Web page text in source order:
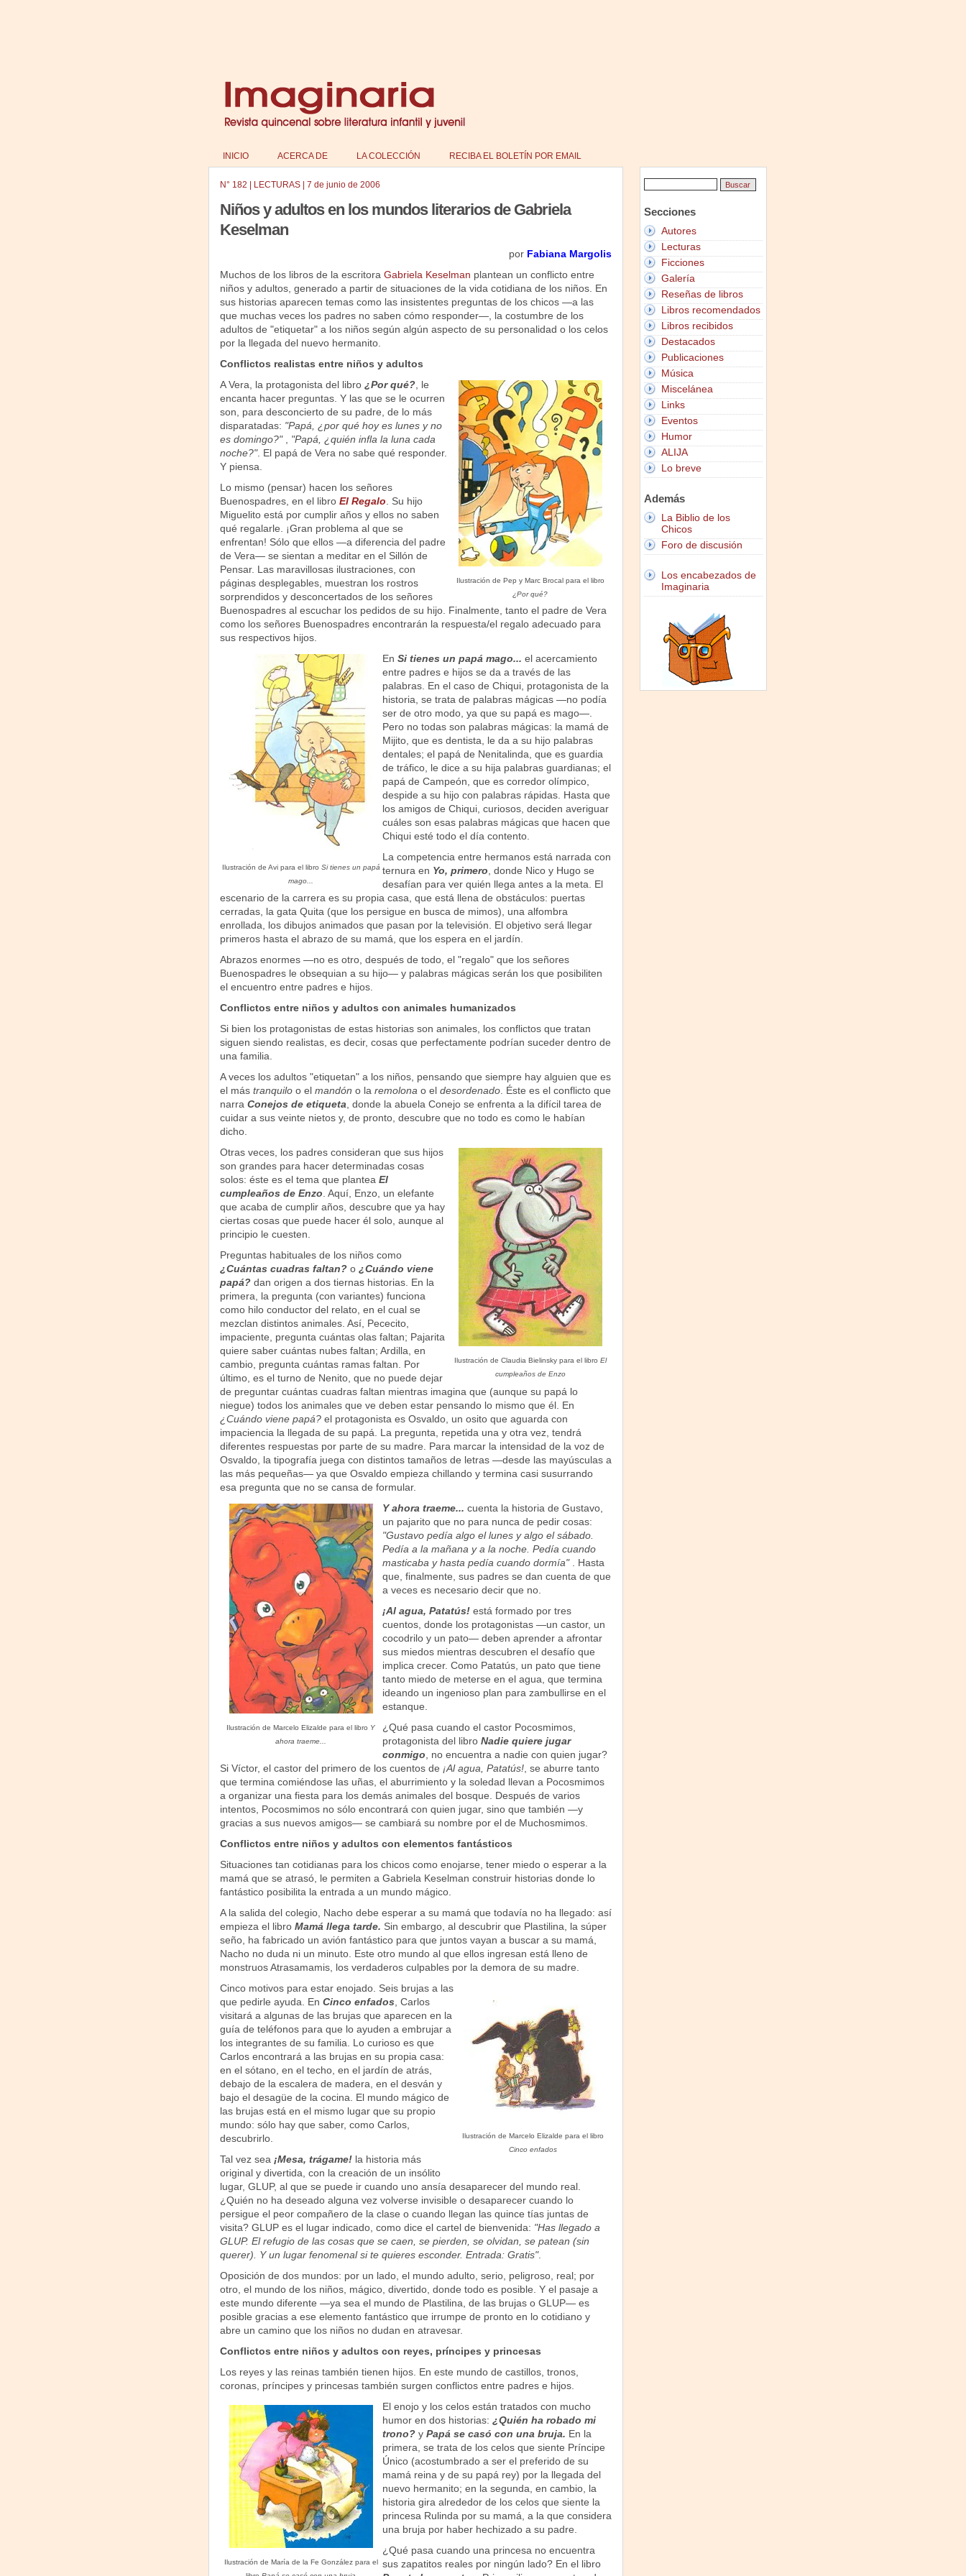
INICIO ACERCA DE LA COLECCIÓN RECIBA EL BOLETÍN POR EMAIL
N° 182 LECTURAS| 7 de junio de 2006
Niños y adultos en los mundos literarios de Gabriela
Keselman
por Fabiana Margolis
Muchos de los libros de la escritora Gabriela Keselman plantean un conflicto entre
niños y adultos, generado a partir de situaciones de la vida cotidiana de los niños. En
sus historias aparecen temas como las insistentes preguntas de los chicos —a las
que muchas veces los padres no saben cómo responder—, la costumbre de los
adultos de "etiquetar" a los niños según algún aspecto de su personalidad o los celos
por la llegada del nuevo hermanito.
Conflictos realistas entre niños y adultos
Ilustración de Pep y Marc Brocal para el libro
¿Por qué?
A Vera, la protagonista del libro ¿Por qué?, le
encanta hacer preguntas. Y las que se le ocurren
son, para desconcierto de su padre, de lo más
disparatadas: "Papá, ¿por qué hoy es lunes y no
es domingo?"
"Papá, ¿quién infla la luna cada
noche?". El papá de Vera no sabe qué responder.
Y piensa.
Lo mismo (pensar) hacen los señores
Buenospadres, en el libro El Regalo . Su hijo
Miguelito está por cumplir años y ellos no saben
qué regalarle. ¡Gran problema al que se
enfrentan! Sólo que ellos —a diferencia del padre
de Vera— se sientan a meditar en el Sillón de
Pensar. Las maravillosas ilustraciones, con
páginas desplegables, muestran los rostros
sorprendidos y desconcertados de los señores
Buenospadres al escuchar los pedidos de su hijo. Finalmente, tanto el padre de Vera
como los señores Buenospadres encontrarán la respuesta/el regalo adecuado para
sus respectivos hijos.
Ilustración de Avi para el libro Si tienes un papá
mago...
En Si tienes un papá mago... el acercamiento
entre padres e hijos se da a través de las
palabras. En el caso de Chiqui, protagonista de la
historia, se trata de palabras mágicas —no podía
ser de otro modo, ya que su papá es mago—.
Pero no todas son palabras mágicas: la mamá de
Mijito, que es dentista, le da a su hijo palabras
dentales; el papá de Nenitalinda, que es guardia
de tráfico, le dice a su hija palabras guardianas; el
papá de Campeón, que es corredor olímpico,
despide a su hijo con palabras rápidas. Hasta que
los amigos de Chiqui, curiosos, deciden averiguar
cuáles son esas palabras mágicas que hacen que
Chiqui esté todo el día contento.
La competencia entre hermanos está narrada con
ternura en Yo, primero , donde Nico y Hugo se
desafían para ver quién llega antes a la meta. El
escenario de la carrera es su propia casa, que está llena de obstáculos: puertas
cerradas, la gata Quita (que los persigue en busca de mimos), una alfombra
enrollada, los dibujos animados que pasan por la televisión. El objetivo será llegar
primeros hasta el abrazo de su mamá, que los espera en el jardín.
Abrazos enormes —no es otro, después de todo, el "regalo" que los señores
Buenospadres le obsequian a su hijo— y palabras mágicas serán los que posibiliten
el encuentro entre padres e hijos.
Conflictos entre niños y adultos con animales humanizados
Si bien los protagonistas de estas historias son animales, los conflictos que tratan
siguen siendo realistas, es decir, cosas que perfectamente podrían suceder dentro de
una familia.
A veces los adultos "etiquetan" a los niños, pensando que siempre hay alguien que es
el más tranquiloo el mandón o la remolona o el desordenado. Éste es el conflicto que
narra Conejos de etiqueta , donde la abuela Conejo se enfrenta a la difícil tarea de
cuidar a sus veinte nietos y, de pronto, descubre que no todo es como le habían
dicho.
Ilustración de Claudia Bielinsky para el libro El
cumpleaños de Enzo
Otras veces, los padres consideran que sus hijos
son grandes para hacer determinadas cosas
solos: éste es el tema que plantea El
cumpleaños de Enzo . Aquí, Enzo, un elefante
que acaba de cumplir años, descubre que ya hay
ciertas cosas que puede hacer él solo, aunque al
principio le cuesten.
Preguntas habituales de los niños como
¿Cuántas cuadras faltan?o ¿Cuándo viene
papá?dan origen a dos tiernas historias. En la
primera, la pregunta (con variantes) funciona
como hilo conductor del relato, en el cual se
mezclan distintos animales. Así, Pececito,
impaciente, pregunta cuántas olas faltan; Pajarita
quiere saber cuántas nubes faltan; Ardilla, en
cambio, pregunta cuántas ramas faltan. Por
último, es el turno de Nenito, que no puede dejar
de preguntar cuántas cuadras faltan mientras imagina que (aunque su papá lo
niegue) todos los animales que ve deben estar pensando lo mismo que él. En
¿Cuándo viene papá?el protagonista es Osvaldo, un osito que aguarda con
impaciencia la llegada de su papá. La pregunta, repetida una y otra vez, tendrá
diferentes respuestas por parte de su madre. Para marcar la intensidad de la voz de
Osvaldo, la tipografía juega con distintos tamaños de letras —desde las mayúsculas a
las más pequeñas— ya que Osvaldo empieza chillando y termina casi susurrando
esa pregunta que no se cansa de formular.
Ilustración de Marcelo Elizalde para el libro Y
ahora traeme...
Y ahora traeme... cuenta la historia de Gustavo,
un pajarito que no para nunca de pedir cosas:
"Gustavo pedía algo el lunes y algo el sábado.
Pedía a la mañana y a la noche. Pedía cuando
masticaba y hasta pedía cuando dormía"
. Hasta
que, finalmente, sus padres se dan cuenta de que
a veces es necesario decir que no.
¡Al agua, Patatús! está formado por tres
cuentos, donde los protagonistas —un castor, un
cocodrilo y un pato— deben aprender a afrontar
sus miedos mientras descubren el desafío que
implica crecer. Como Patatús, un pato que tiene
tanto miedo de meterse en el agua, que termina
ideando un ingenioso plan para zambullirse en el
estanque.
¿Qué pasa cuando el castor Pocosmimos,
protagonista del libro Nadie quiere jugar
conmigo , no encuentra a nadie con quien jugar?
Si Víctor, el castor del primero de los cuentos de ¡Al agua, Patatús!, se aburre tanto
que termina comiéndose las uñas, el aburrimiento y la soledad llevan a Pocosmimos
a organizar una fiesta para los demás animales del bosque. Después de varios
intentos, Pocosmimos no sólo encontrará con quien jugar, sino que también —y
gracias a sus nuevos amigos— se cambiará su nombre por el de Muchosmimos.
Conflictos entre niños y adultos con elementos fantásticos
Situaciones tan cotidianas para los chicos como enojarse, tener miedo o esperar a la
mamá que se atrasó, le permiten a Gabriela Keselman construir historias donde lo
fantástico posibilita la entrada a un mundo mágico.
A la salida del colegio, Nacho debe esperar a su mamá que todavía no ha llegado: así
empieza el libro Mamá llega tarde. Sin embargo, al descubrir que Plastilina, la súper
seño, ha fabricado un avión fantástico para que juntos vayan a buscar a su mamá,
Nacho no duda ni un minuto. Este otro mundo al que ellos ingresan está lleno de
monstruos Atrasamamis, los verdaderos culpables por la demora de su madre.
Ilustración de Marcelo Elizalde para el libro
Cinco enfados
Cinco motivos para estar enojado. Seis brujas a las
que pedirle ayuda. En Cinco enfados, Carlos
visitará a algunas de las brujas que aparecen en la
guía de teléfonos para que lo ayuden a embrujar a
los integrantes de su familia. Lo curioso es que
Carlos encontrará a las brujas en su propia casa:
en el sótano, en el techo, en el jardín de atrás,
debajo de la escalera de madera, en el desván y
bajo el desagüe de la cocina. El mundo mágico de
las brujas está en el mismo lugar que su propio
mundo: sólo hay que saber, como Carlos,
descubrirlo.
Tal vez sea ¡Mesa, trágame!la historia más
original y divertida, con la creación de un insólito
lugar, GLUP, al que se puede ir cuando uno ansía desaparecer del mundo real.
¿Quién no ha deseado alguna vez volverse invisible o desaparecer cuando lo
persigue el peor compañero de la clase o cuando llegan las quince tías juntas de
visita? GLUP es el lugar indicado, como dice el cartel de bienvenida: "Has llegado a
GLUP. El refugio de las cosas que se caen, se pierden, se olvidan, se patean (sin
querer). Y un lugar fenomenal si te quieres esconder. Entrada: Gratis".
Oposición de dos mundos: por un lado, el mundo adulto, serio, peligroso, real; por
otro, el mundo de los niños, mágico, divertido, donde todo es posible. Y el pasaje a
este mundo diferente —ya sea el mundo de Plastilina, de las brujas o GLUP— es
posible gracias a ese elemento fantástico que irrumpe de pronto en lo cotidiano y
abre un camino que los niños no dudan en atravesar.
Conflictos entre niños y adultos con reyes, príncipes y princesas
Los reyes y las reinas también tienen hijos. En este mundo de castillos, tronos,
coronas, príncipes y princesas también surgen conflictos entre padres e hijos.
Ilustración de María de la Fe González para el
El enojo y los celos están tratados con mucho
humor en dos historias: ¿Quién ha robado mi
trono?y Papá se casó con una bruja. En la
primera, se trata de los celos que siente Príncipe
Único (acostumbrado a ser el preferido de su
mamá reina y de su papá rey) por la llegada del
nuevo hermanito; en la segunda, en cambio, la
historia gira alrededor de los celos que siente la
princesa Rulinda por su mamá, a la que considera
una bruja por haber hechizado a su padre.
¿Qué pasa cuando una princesa no encuentra
sus zapatitos reales por ningún lado? En el libro
Secciones
Autores
Lecturas
Ficciones
Galería
Reseñas de libros
Libros recomendados
Libros recibidos
Destacados
Publicaciones
Música
Miscelánea
Links
Eventos
Humor
ALIJA
Lo breve
Además
La Biblio de los
Chicos
Foro de discusión
Los encabezados de
Imaginaria